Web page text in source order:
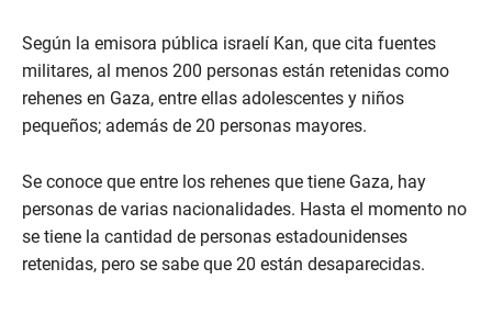
Según la emisora pública israelí Kan, que cita fuentes
militares, al menos 200 personas están retenidas como
rehenes en Gaza, entre ellas adolescentes y niños
pequeños; además de 20 personas mayores.
Se conoce que entre los rehenes que tiene Gaza, hay
personas de varias nacionalidades. Hasta el momento no
se tiene la cantidad de personas estadounidenses
retenidas, pero se sabe que 20 están desaparecidas.